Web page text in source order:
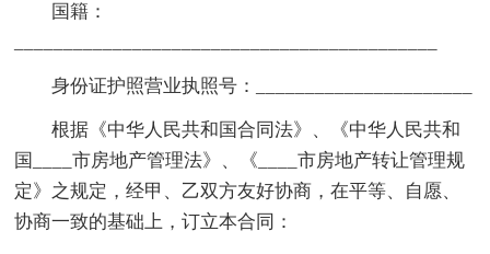
国籍：
身份证护照营业执照号：______________________
根据《中华人民共和国合同法》、《中华人民共和
国____市房地产管理法》、《____市房地产转让管理规
定》之规定，经甲、乙双方友好协商，在平等、自愿、
协商一致的基础上，订立本合同：